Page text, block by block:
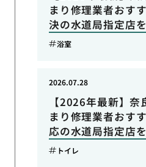
まり修理業者おす
決の水道局指定店
浴室
【2026年最新】
まり修理業者おす
応の水道局指定店
2026.07.28
トイレ